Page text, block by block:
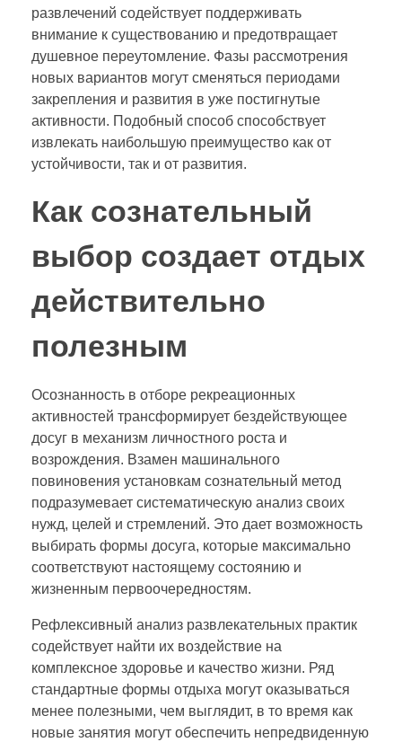
развлечений содействует поддерживать
внимание к существованию и предотвращает
душевное переутомление. Фазы рассмотрения
новых вариантов могут сменяться периодами
закрепления и развития в уже постигнутые
активности. Подобный способ способствует
извлекать наибольшую преимущество как от
устойчивости, так и от развития.
Как сознательный
выбор создает отдых
действительно
полезным
Осознанность в отборе рекреационных
активностей трансформирует бездействующее
досуг в механизм личностного роста и
возрождения. Взамен машинального
повиновения установкам сознательный метод
подразумевает систематическую анализ своих
нужд, целей и стремлений. Это дает возможность
выбирать формы досуга, которые максимально
соответствуют настоящему состоянию и
жизненным первоочередностям.
Рефлексивный анализ развлекательных практик
содействует найти их воздействие на
комплексное здоровье и качество жизни. Ряд
стандартные формы отдыха могут оказываться
менее полезными, чем выглядит, в то время как
новые занятия могут обеспечить непредвиденную